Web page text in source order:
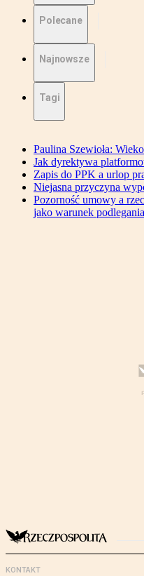
Polecane
Najnowsze
Tagi
Paulina Szewioła:
Jak dyrektywa
Zapis do PPK a urlop
Niejasna przyczyna
Pozorność umowy a
jako warunek
KONTAKT